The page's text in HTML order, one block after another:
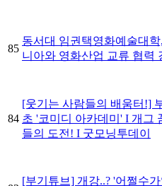
85
동서대 임권택영화예술대
니아와 영화산업 교류 협력
84
[웃기는 사람들의 배움터!]
초 '코미디 아카데미' I 개그
들의 도전! I 굿모닝투데이
[부기튜브] 개강..? '어쩔수가